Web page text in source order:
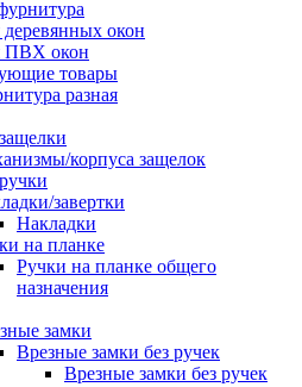
деревянных окон
ПВХ окон
товары
разная
корпуса защелок
завертки
Накладки
на планке
Ручки на планке общего
назначения
замки
Врезные замки без ручек
Врезные замки без ручек